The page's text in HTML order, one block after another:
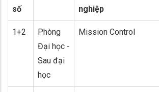
số
nghiệp
1+2
Phòng
Đại học -
Sau đại
học
Mission Control